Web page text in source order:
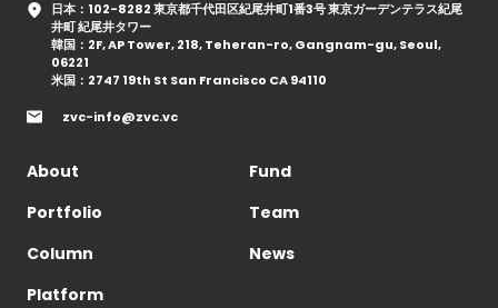
日本：102-8282 東京都千代田区紀尾井町1番3号 東京ガーデンテラス紀尾
井町 紀尾井タワー
韓国：2F, AP Tower, 218, Teheran-ro, Gangnam-gu, Seoul,
06221
米国：2747 19th St San Francisco CA 94110
zvc-info@zvc.vc
About
Fund
Portfolio
Team
Column
News
Platform